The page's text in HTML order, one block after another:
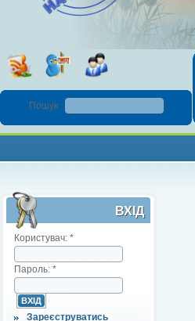
Пошук :
ВХІД
Користувач: *
Пароль: *
Зареєструватись